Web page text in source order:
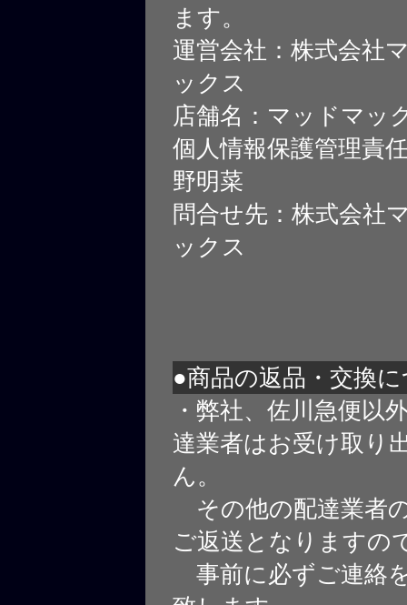
ます。
運営会社：株式会社
ックス
店舗名：マッドマッ
個人情報保護管理責
野明菜
問合せ先：株式会社
ックス
●商品の返品・交換
・弊社、佐川急便以
達業者はお受け取り
ん。
その他の配達業者
ご返送となりますの
事前に必ずご連絡